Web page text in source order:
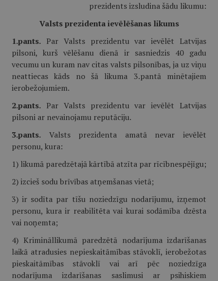
prezidents izsludina šādu likumu:
Valsts prezidenta ievēlēšanas likums
1.pants. Par Valsts prezidentu var ievēlēt Latvijas
pilsoni, kurš vēlēšanu dienā ir sasniedzis 40 gadu
vecumu un kuram nav citas valsts pilsonības, ja uz viņu
neattiecas kāds no šā likuma 3.pantā minētajiem
ierobežojumiem.
2.pants. Par Valsts prezidentu var ievēlēt Latvijas
pilsoni ar nevainojamu reputāciju.
3.pants. Valsts prezidenta amatā nevar ievēlēt
personu, kura:
1) likumā paredzētajā kārtībā atzīta par rīcībnespējīgu;
2) izcieš sodu brīvības atņemšanas vietā;
3) ir sodīta par tīšu noziedzīgu nodarījumu, izņemot
personu, kura ir reabilitēta vai kurai sodāmība dzēsta
vai noņemta;
4) Krimināllikumā paredzētā nodarījuma izdarīšanas
laikā atradusies nepieskaitāmības stāvoklī, ierobežotas
pieskaitāmības stāvoklī vai arī pēc noziedzīga
nodarījuma izdarīšanas saslimusi ar psihiskiem